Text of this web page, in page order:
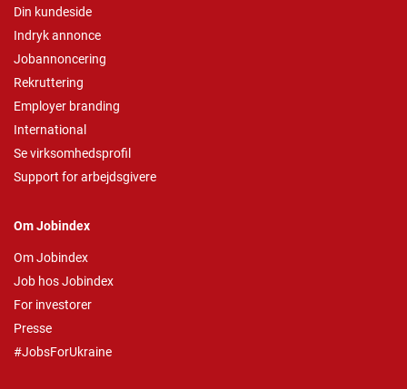
Din kundeside
Indryk annonce
Jobannoncering
Rekruttering
Employer branding
International
Se virksomhedsprofil
Support for arbejdsgivere
Om Jobindex
Om Jobindex
Job hos Jobindex
For investorer
Presse
#JobsForUkraine